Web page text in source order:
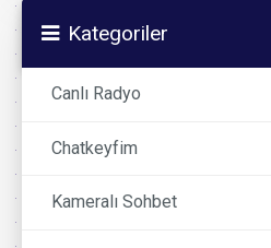
Kategoriler
Canlı Radyo
Chatkeyfim
Kameralı Sohbet